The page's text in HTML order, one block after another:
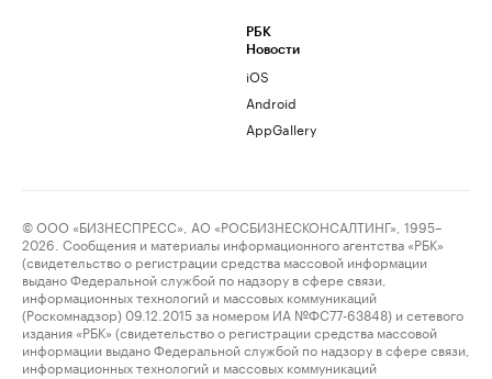
РБК
Новости
iOS
Android
AppGallery
© ООО «БИЗНЕСПРЕСС», АО «РОСБИЗНЕСКОНСАЛТИНГ», 1995–
2026. Сообщения и материалы информационного агентства «РБК»
(свидетельство о регистрации средства массовой информации
выдано Федеральной службой по надзору в сфере связи,
информационных технологий и массовых коммуникаций
(Роскомнадзор) 09.12.2015 за номером ИА №ФС77-63848) и сетевого
издания «РБК» (свидетельство о регистрации средства массовой
информации выдано Федеральной службой по надзору в сфере связи,
информационных технологий и массовых коммуникаций